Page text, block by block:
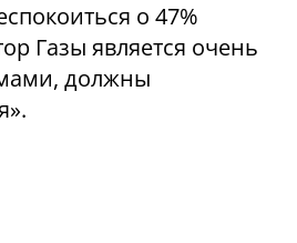
о 47%
Газы является очень
должны